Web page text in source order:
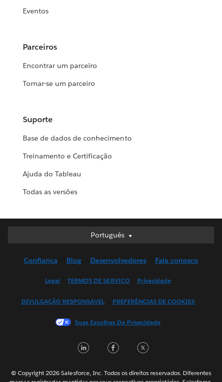
Eventos
Parceiros
Encontrar um parceiro
Tornar-se um parceiro
Suporte
Base de dados de conhecimento
Treinamento e Certificação
Ajuda do Tableau
Todas as versões
Português
Português
English (UK)
Français (Canada)
日本語
Nederlands
Confiança Blog Desenvolvedores Fale conosco
Legal TERMOS DE SERVIÇO Privacidade
DIVULGAÇÃO RESPONSÁVEL PREFERÊNCIAS DE COOKIES
Suas Escolhas De Privacidade
LinkedInFacebook
© Copyright 2026 Salesforce, Inc. Todos os direitos reservados. Diferentes